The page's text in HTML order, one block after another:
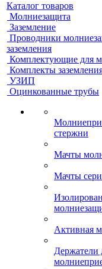
Каталог товаров
Молниезащита
Заземление
Проводники
заземления
Комплектующие для
Комплекты
УЗИП
Оцинкованные трубы
стержни
Мачты
Мачты
Активная
Держатели